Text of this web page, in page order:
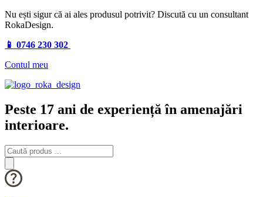
Nu ești sigur că ai ales produsul potrivit? Discută cu un consultant
RokaDesign.
📱 0746 230 302
Contul meu
Peste 17 ani de experiență în amenajări
interioare.
Products
search